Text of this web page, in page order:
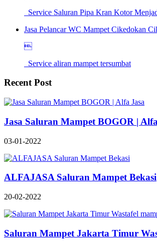
Service Saluran Pipa Kran Kotor
Jasa Pelancar WC Mampet Cikedokan

Service aliran mampet tersumbat
Recent Post
Jasa Saluran Mampet BOGOR |
03-01-2022
ALFAJASA Saluran Mampet Bekasi
20-02-2022
Saluran Mampet Jakarta Timur